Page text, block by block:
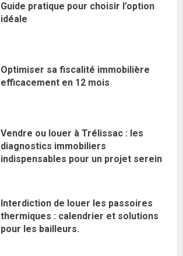
Guide pratique pour choisir l’option
idéale
Optimiser sa fiscalité immobilière
efficacement en 12 mois
Vendre ou louer à Trélissac : les
diagnostics immobiliers
indispensables pour un projet serein
Interdiction de louer les passoires
thermiques : calendrier et solutions
pour les bailleurs.